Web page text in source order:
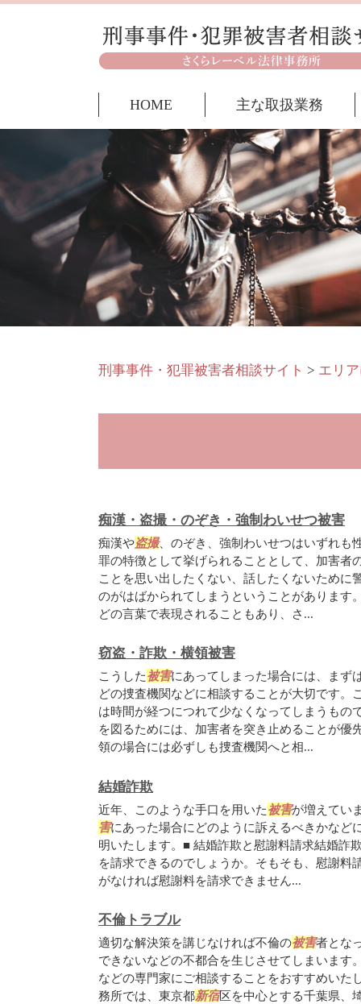
HOME 主な取扱業務
刑事事件・犯罪被害者相談サイト > エリ
痴漢・盗撮・のぞき・強制わいせつ被害
痴漢や盗撮、のぞき、強制わいせつはいずれも
罪の特徴として挙げられることとして、加害者
ことを思い出したくない、話したくないために
のがはばかられてしまうということがあります
どの言葉で表現されることもあり、さ...
窃盗・詐欺・横領被害
こうした被害にあってしまった場合には、まず
どの捜査機関などに相談することが大切です。
は時間が経つにつれて少なくなってしまうもの
を図るためには、加害者を突き止めることが優
領の場合には必ずしも捜査機関へと相...
結婚詐欺
近年、このような手口を用いた被害が増えてい
害にあった場合にどのように訴えるべきかなど
明いたします。■ 結婚詐欺と慰謝料請求結婚詐
を請求できるのでしょうか。そもそも、慰謝料
がなければ慰謝料を請求できません...
不倫トラブル
適切な解決策を講じなければ不倫の被害者とな
できないなどの不都合を生じさせてしまいます
などの専門家にご相談することをおすすめいた
務所では、東京都新宿区を中心とする千葉県、